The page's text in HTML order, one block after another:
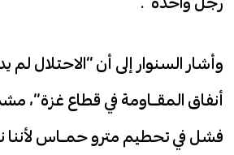
وأشار السنوار إلى أن “الاحتلال لم
أنفاق المقـاومة في قطاع غزة”،
فشل في تحطيم مترو حمـاس